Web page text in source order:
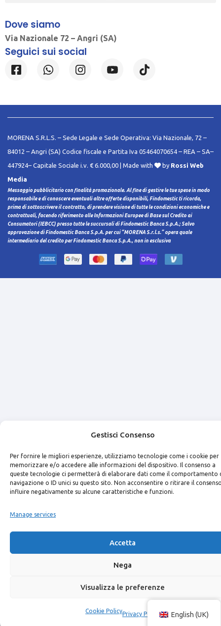
Gestisci Consenso
Per fornire le migliori esperienze, utilizziamo tecnologie come i cookie per
memorizzare e/o accedere alle informazioni del dispositivo. Il consenso a
queste tecnologie ci permetterà di elaborare dati come il comportamento
navigazione o ID unici su questo sito. Non acconsentire o ritirare il
influire negativamente su alcune caratteristiche e funzioni.
Manage services
Accetta
Nega
Visualizza le preferenze
Cookie PolicyPrivacy Policy
Dove siamo
Via Nazionale 72 – Angri (SA)
Seguici sui social
MORENA S.R.L.S. – Sede Legale e Sede Operativa: Via Nazionale, 72 –
84012 – Angri (SA) Codice fiscale e Partita Iva 05464070654 – REA – SA–
447924– Capitale Sociale i.v. € 6.000,00 | Made with
by Rossi Web
Media
Messaggio pubblicitario con finalità promozionale. Al fine di gestire le tue spese in modo
responsabile e di conoscere eventuali altre offerte disponibili, Findomestic ti ricorda,
prima di sottoscrivere il contratto, di prendere visione di tutte le condizioni economiche e
contrattuali, facendo riferimento alle Informazioni Europee di Base sul Credito ai
Consumatori (IEBCC) presso tutte le succursali di Findomestic Banca S.p.A.; Salvo
approvazione di Findomestic Banca S.p.A. per cui “MORENA S.r.l.s.” opera quale
intermediario del credito per Findomestic Banca S.p.A., non in esclusiva
English (UK)